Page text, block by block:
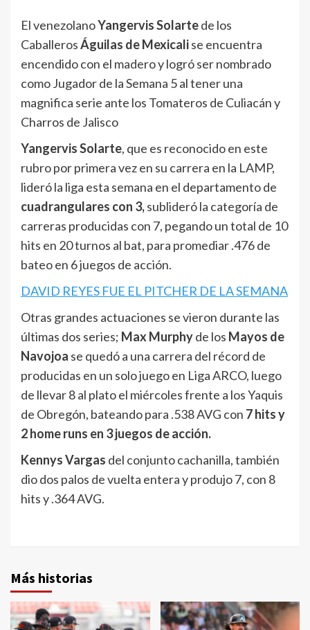
El venezolanoYangervis Solartede los
CaballerosÁguilas de Mexicalise encuentra
encendido con el madero y logró ser nombrado
como Jugador de la Semana 5 al tener una
magnifica serie ante los Tomateros de Culiacán y
Charros de Jalisco
Yangervis Solarte, que es reconocido en este
rubro por primera vez en su carrera en la LAMP,
lideró la liga esta semana en el departamento de
cuadrangulares con 3,sublideró la categoría de
carreras producidas con 7, pegando un total de 10
hits en 20 turnos al bat, para promediar .476 de
bateo en 6 juegos de acción.
DAVID REYES FUE EL PITCHER DE LA SEMANA
Otras grandes actuaciones se vieron durante las
últimas dos series; Max Murphyde los Mayos de
Navojoa se quedó a una carrera del récord de
producidas en un solo juego en Liga ARCO, luego
de llevar 8 al plato el miércoles frente a los Yaquis
de Obregón, bateando para .538 AVG con 7 hits y
2 home runs en 3 juegos de acción.
Kennys Vargas del conjunto cachanilla, también
dio dos palos de vuelta entera y produjo 7, con 8
hits y .364 AVG.
Más historias